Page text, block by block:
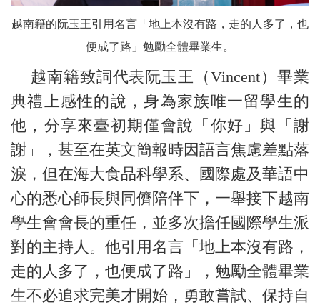
越南籍的阮玉王引用名言「地上本沒有路，走的人多了，也
便成了路」勉勵全體畢業生。
越南籍致詞代表阮玉王（Vincent）畢業
典禮上感性的說，身為家族唯一留學生的
他，分享來臺初期僅會說「你好」與「謝
謝」，甚至在英文簡報時因語言焦慮差點落
淚，但在海大食品科學系、國際處及華語中
心的悉心師長與同儕陪伴下，一舉接下越南
學生會會長的重任，並多次擔任國際學生派
對的主持人。他引用名言「地上本沒有路，
走的人多了，也便成了路」，勉勵全體畢業
生不必追求完美才開始，勇敢嘗試、保持自